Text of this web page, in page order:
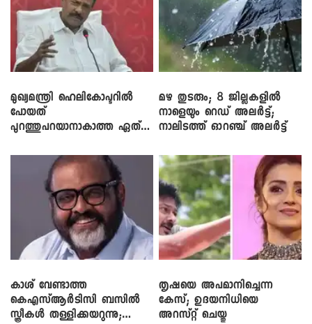
മുഖ്യമന്ത്രി ഹെലികോപ്ടറിൽ
പോയത്
പുറത്തുപറയാനാകാത്ത ഏത്
മഴ തുടരും; 8 ജില്ലകളിൽ
നാളെയും റെഡ് അലർട്ട്;
നാലിടത്ത് ഓറഞ്ച് അലർട്ട്
കാശ് വേണ്ടാത്ത
കെഎസ്ആർടിസി ബസിൽ
സ്ത്രീകൾ തള്ളിക്കയറുന്നു;
തൃഷയെ അപമാനിച്ചെന്ന
കേസ്; ഉദയനിധിയെ
അറസ്റ്റ് ചെയ്തു